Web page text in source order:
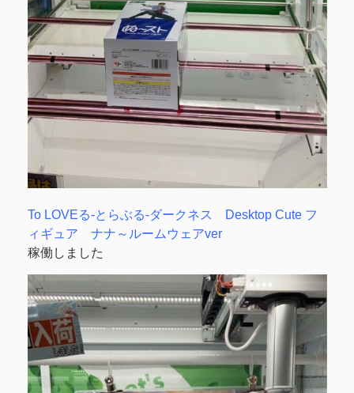
To LOVEる-とらぶる-ダークネス Desktop Cute フ
ィギュア ナナ～ルームウェアver
稼働しました